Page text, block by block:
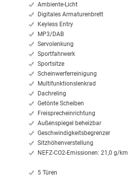
Ambiente-Licht
Digitales Armaturenbrett
Keyless Entry
MP3/DAB
Servolenkung
Sportfahrwerk
Sportsitze
Scheinwerferreinigung
Multifunktionslenkrad
Dachreling
Getönte Scheiben
Freisprecheinrichtung
Außenspiegel beheizbar
Geschwindigkeitsbegrenzer
Sitzhöhenverstellung
NEFZ-CO2-Emissionen: 21,0 g/km
5 Türen